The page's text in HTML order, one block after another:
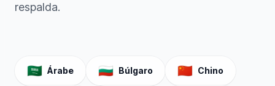
respalda.
🇸🇦 Árabe 🇧🇬 Búlgaro 🇨🇳 Chino